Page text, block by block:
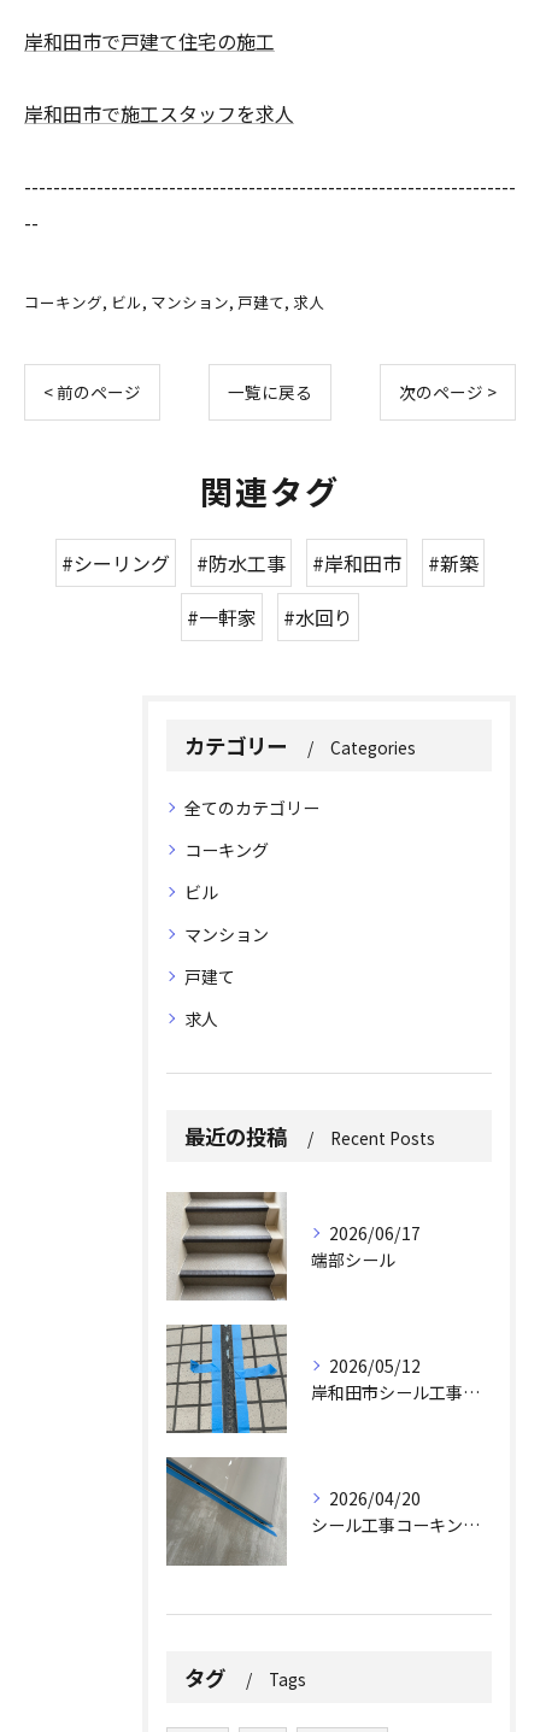
岸和田市で戸建て住宅の施工
岸和田市で施工スタッフを求人
--------------------------------------------------------------------
--
コーキング ビル マンション 戸建て 求人
< 前のページ 一覧に戻る 次のページ >
関連タグ
#シーリング #防水工事 #岸和田市
#新築
#一軒家
#水回り
カテゴリー Categories
全てのカテゴリー
コーキング
ビル
マンション
戸建て
求人
最近の投稿 Recent Posts
2026/06/17
端部シール
2026/05/12
岸和田市シール工事求人
2026/04/20
シール工事コーキング工事
タグ Tags